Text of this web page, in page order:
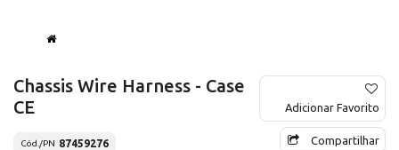
Chassis Wire Harness - Case
CE
Cód./PN 87459276
Adicionar Favorito
Compartilhar